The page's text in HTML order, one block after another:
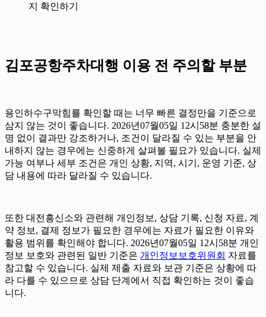
지 확인하기
김포공항주차대행 이용 전 주의할 부분
용인하수구막힘를 확인할 때는 너무 빠른 결정만을 기준으로
삼지 않는 것이 좋습니다. 2026년07월05일 12시58분 충분한 설
명 없이 결과만 강조하거나, 조건이 달라질 수 있는 부분을 안
내하지 않는 경우에는 신중하게 살펴볼 필요가 있습니다. 실제
가능 여부나 세부 조건은 개인 상황, 지역, 시기, 운영 기준, 상
담 내용에 따라 달라질 수 있습니다.
또한 대전흥신소와 관련해 개인정보, 상담 기록, 신청 자료, 계
약 정보, 결제 정보가 필요한 경우에는 자료가 필요한 이유와
활용 범위를 확인해야 합니다. 2026년07월05일 12시58분 개인
정보 보호와 관련된 일반 기준은 개인정보보호위원회 자료를
참고할 수 있습니다. 실제 제출 자료와 보관 기준은 상황에 따
라 다를 수 있으므로 상담 단계에서 직접 확인하는 것이 좋습
니다.